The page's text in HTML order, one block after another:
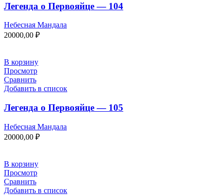
Легенда о Первояйце — 104
Небесная Мандала
20000,00 ₽
В корзину
Просмотр
Сравнить
Добавить в список
Легенда о Первояйце — 105
Небесная Мандала
20000,00 ₽
В корзину
Просмотр
Сравнить
Добавить в список